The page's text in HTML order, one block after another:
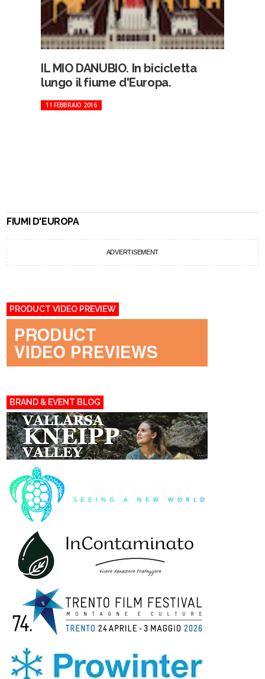
IL MIO DANUBIO. In bicicletta
lungo il fiume d'Europa.
11 FEBBRAIO 2016
FIUMI D'EUROPA
ADVERTISEMENT
PRODUCT VIDEO PREVIEW
BRAND & EVENT BLOG